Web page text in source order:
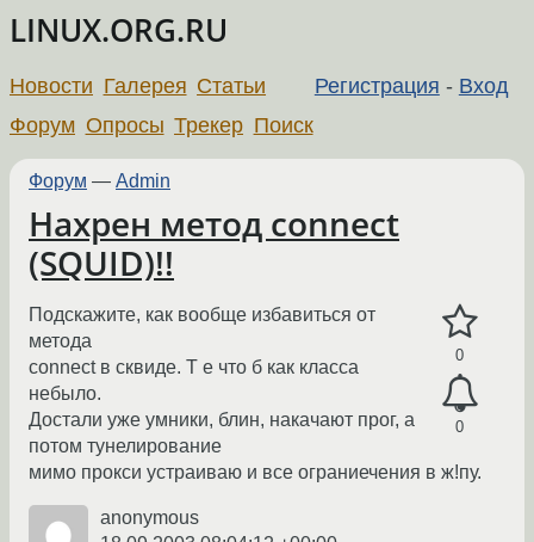
LINUX.ORG.RU
Регистрация - Вход
Новости Галерея Статьи
Форум Опросы Трекер Поиск
Форум — Admin
Нахрен метод connect
(SQUID)!!
0
0
Подскажите, как вообще избавиться от
метода
connect в сквиде. Т е что б как класса
небыло.
Достали уже умники, блин, накачают прог, а
потом тунелирование
мимо прокси устраиваю и все ограниечения в ж!пу.
anonymous